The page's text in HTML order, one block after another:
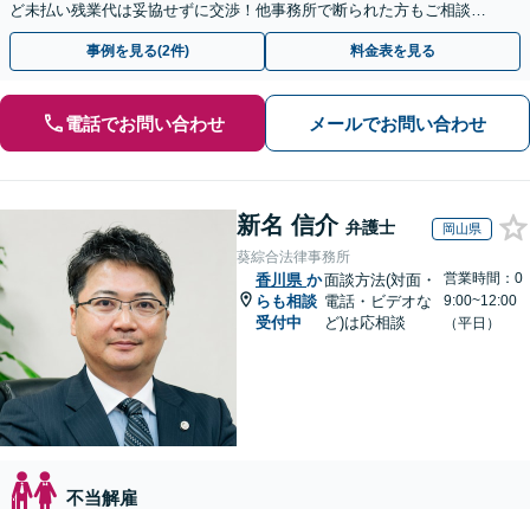
ど未払い残業代は妥協せずに交渉！他事務所で断られた方もご相談く
ださい。【解決事例が豊富】土曜日も電話受付しています
事例を見る(2件) 料金表を見る
電話でお問い合わせ メールでお問い合わせ
新名 信介 弁護士 岡山県
葵綜合法律事務所
香川県 か
らも相談
受付中
面談方法(対面・
電話・ビデオな
ど)は応相談
営業時間：0
9:00~12:00
（平日）
不当解雇